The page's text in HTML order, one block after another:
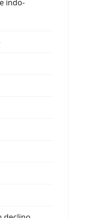
indo-